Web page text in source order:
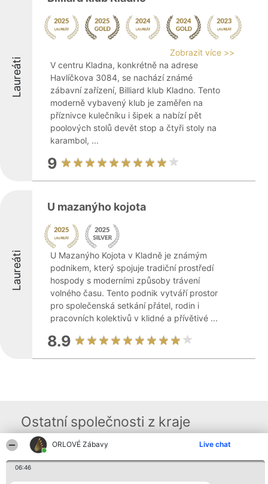
ORLOVÉ Zábavy Live chat
06:46
Laureáti
Zobrazit více >>
V centru Kladna, konkrétně na adrese
Havlíčkova 3084, se nachází známé
zábavní zařízení, Billiard klub Kladno. Tento
moderně vybavený klub je zaměřen na
příznivce kulečníku i šipek a nabízí pět
poolových stolů devět stop a čtyři stoly na
karambol, ...
9
Laureáti
U mazanýho kojota
U Mazanýho Kojota v Kladně je známým
podnikem, který spojuje tradiční prostředí
hospody s moderními způsoby trávení
volného času. Tento podnik vytváří prostor
pro společenská setkání přátel, rodin i
pracovních kolektivů v klidné a přívětivé ...
8.9
Ostatní společnosti z kraje
Organizátor hlasování
Bright Side Solutions sp. z o.
Plebiscyt Kontakt